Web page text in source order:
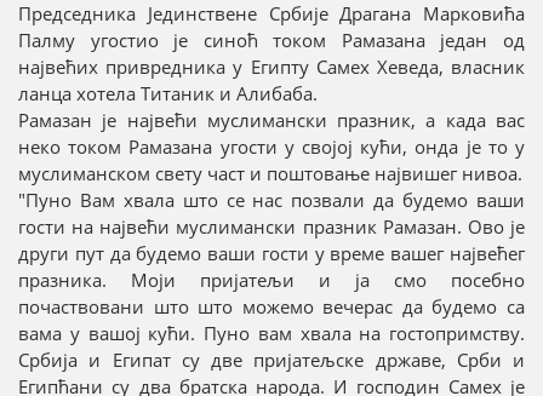
Председника Јединствене Србије Драгана Марковића
Палму угостио је синоћ током Рамазана један од
највећих привредника у Египту Самех Хеведа, власник
ланца хотела Титаник и Алибаба.
Рамазан је највећи муслимански празник, а када вас
неко током Рамазана угости у својој кући, онда је то у
муслиманском свету част и поштовање највишег нивоа.
"Пуно Вам хвала што се нас позвали да будемо ваши
гости на највећи муслимански празник Рамазан. Ово је
други пут да будемо ваши гости у време вашег највећег
празника. Моји пријатељи и ја смо посебно
почаствовани што што можемо вечерас да будемо са
вама у вашој кући. Пуно вам хвала на гостопримству.
Србија и Египат су две пријатељске државе, Срби и
Египћани су два братска народа. И господин Самех је